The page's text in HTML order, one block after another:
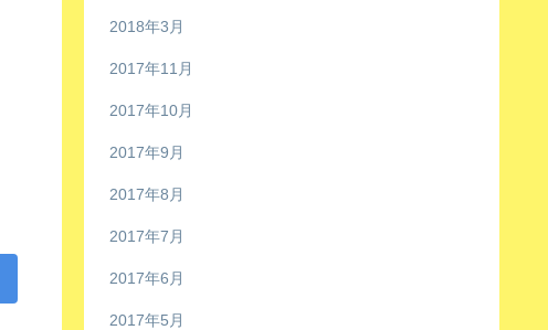
2018年3月
2017年11月
2017年10月
2017年9月
2017年8月
2017年7月
2017年6月
2017年5月